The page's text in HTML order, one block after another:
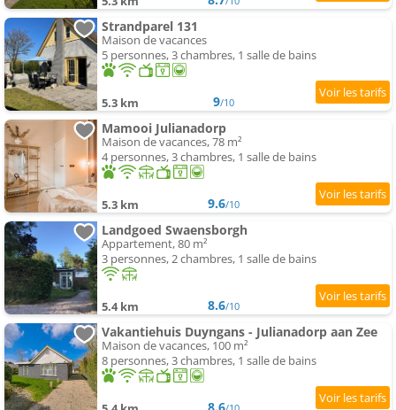
Strandparel 131
Maison de vacances
5 personnes, 3 chambres, 1 salle de bains
5.3 km 9/10
Mamooi Julianadorp
Maison de vacances, 78 m²
4 personnes, 3 chambres, 1 salle de bains
5.3 km 9.6/10
Landgoed Swaensborgh
Appartement, 80 m²
3 personnes, 2 chambres, 1 salle de bains
5.4 km 8.6/10
Vakantiehuis Duyngans - Julianadorp aan Zee
Maison de vacances, 100 m²
8 personnes, 3 chambres, 1 salle de bains